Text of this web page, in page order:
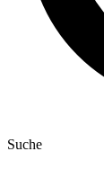
Suche